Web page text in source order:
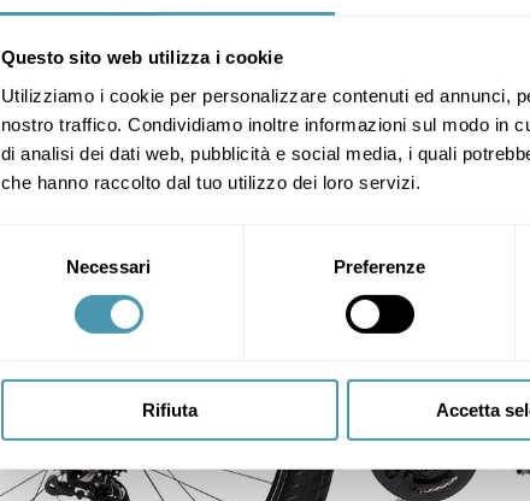
Questo sito web utilizza i cookie
Utilizziamo i cookie per personalizzare contenuti ed annunci,
nostro traffico. Condividiamo inoltre informazioni sul modo in
di analisi dei dati web, pubblicità e social media, i quali
che hanno raccolto dal tuo utilizzo dei loro servizi.
Necessari Preferenze
Rifiuta Accetta